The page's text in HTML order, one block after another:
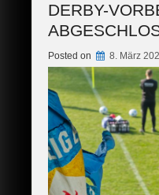
DERBY-
Posted on 8. März